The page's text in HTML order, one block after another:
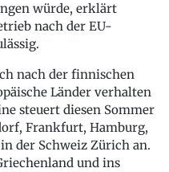
würde, erklärt
nach der EU-
nach der finnischen
Länder verhalten
steuert diesen Sommer
Frankfurt, Hamburg,
der Schweiz Zürich an.
und ins